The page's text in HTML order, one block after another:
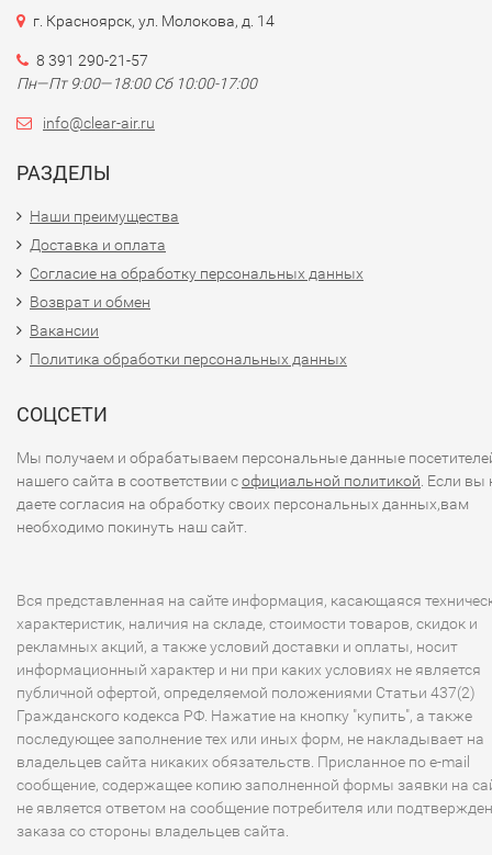
г. Красноярск, ул. Молокова, д. 14
8 391 290-21-57
Пн—Пт 9:00—18:00 Сб 10:00-17:00
info@clear-air.ru
РАЗДЕЛЫ
Наши преимущества
Доставка и оплата
Согласие на обработку персональных данных
Возврат и обмен
Вакансии
Политика обработки персональных данных
СОЦСЕТИ
Мы получаем и обрабатываем персональные данные
нашего сайта в соответствии софициальной политикой . Если вы
даете согласия на обработку своих персональных данных,вам
необходимо покинуть наш сайт.
Вся представленная на сайте информация, касающаяся
характеристик, наличия на складе, стоимости товаров, скидок и
рекламных акций, а также условий доставки и оплаты, носит
информационный характер и ни при каких условиях не является
публичной офертой, определяемой положениями Статьи 437(2)
Гражданского кодекса РФ. Нажатие на кнопку "купить", а также
последующее заполнение тех или иных форм, не накладывает на
владельцев сайта никаких обязательств. Присланное по e-mail
сообщение, содержащее копию заполненной формы заявки на
не является ответом на сообщение потребителя или
заказа со стороны владельцев сайта.